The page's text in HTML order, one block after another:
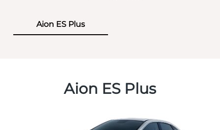
Aion ES Plus
Aion ES Plus